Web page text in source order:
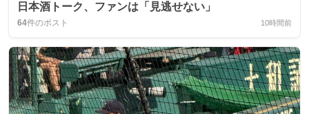
日本酒トーク、ファンは「見逃せない」
64件のポスト 10時間前